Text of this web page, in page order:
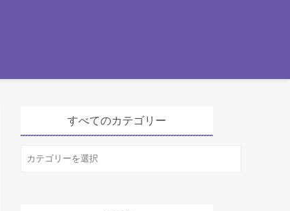
すべてのカテゴリー
べ